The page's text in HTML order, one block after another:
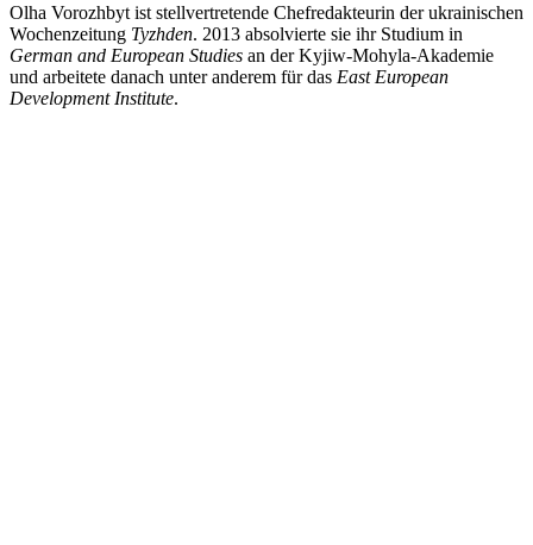
Olha Vorozhbyt ist stellvertretende Chefredakteurin der ukrainischen
Wochenzeitung Tyzhden. 2013 absolvierte sie ihr Studium in
German and European Studies an der Kyjiw-Mohyla-Akademie
und arbeitete danach unter anderem für das East European
Development Institute.